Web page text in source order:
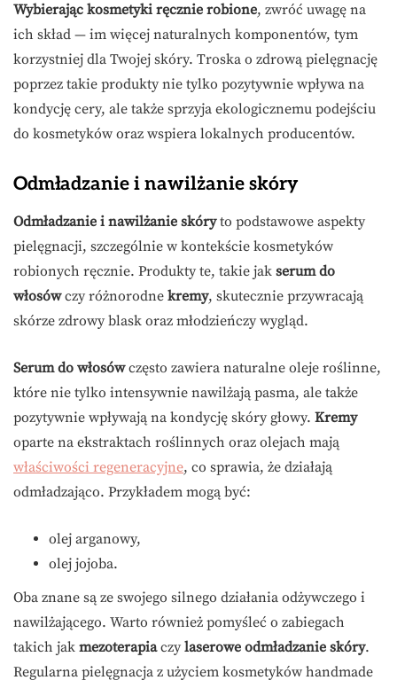
Wybierając kosmetyki ręcznie robione, zwróć uwagę na
ich skład — im więcej naturalnych komponentów, tym
korzystniej dla Twojej skóry. Troska o zdrową pielęgnację
poprzez takie produkty nie tylko pozytywnie wpływa na
kondycję cery, ale także sprzyja ekologicznemu podejściu
do kosmetyków oraz wspiera lokalnych producentów.
Odmładzanie i nawilżanie skóry
Odmładzanie i nawilżanie skóryto podstawowe aspekty
pielęgnacji, szczególnie w kontekście kosmetyków
robionych ręcznie. Produkty te, takie jak serum do
włosówczy różnorodne kremy, skutecznie przywracają
skórze zdrowy blask oraz młodzieńczy wygląd.
Serum do włosówczęsto zawiera naturalne oleje roślinne,
które nie tylko intensywnie nawilżają pasma, ale także
pozytywnie wpływają na kondycję skóry głowy. Kremy
oparte na ekstraktach roślinnych oraz olejach mają
właściwości regeneracyjne, co sprawia, że działają
odmładzająco. Przykładem mogą być:
olej arganowy,
olej jojoba.
Oba znane są ze swojego silnego działania odżywczego i
nawilżającego. Warto również pomyśleć o zabiegach
takich jak mezoterapiaczy laserowe odmładzanie skóry.
Regularna pielęgnacja z użyciem kosmetyków handmade